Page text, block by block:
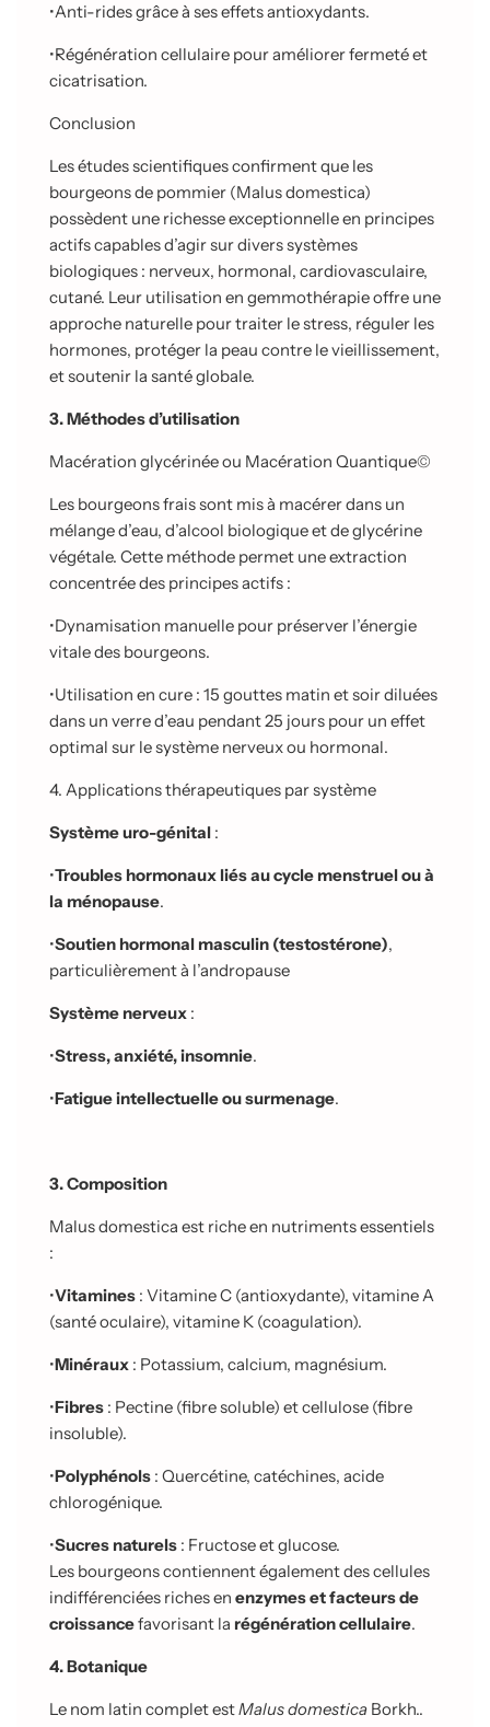
•Anti-rides grâce à ses effets antioxydants.
•Régénération cellulaire pour améliorer fermeté et
cicatrisation.
Conclusion
Les études scientifiques confirment que les
bourgeons de pommier (Malus domestica)
possèdent une richesse exceptionnelle en principes
actifs capables d’agir sur divers systèmes
biologiques : nerveux, hormonal, cardiovasculaire,
cutané. Leur utilisation en gemmothérapie offre une
approche naturelle pour traiter le stress, réguler les
hormones, protéger la peau contre le vieillissement,
et soutenir la santé globale.
3. Méthodes d’utilisation
Macération glycérinée ou Macération Quantique©
Les bourgeons frais sont mis à macérer dans un
mélange d’eau, d’alcool biologique et de glycérine
végétale. Cette méthode permet une extraction
concentrée des principes actifs :
•Dynamisation manuelle pour préserver l’énergie
vitale des bourgeons.
•Utilisation en cure : 15 gouttes matin et soir diluées
dans un verre d’eau pendant 25 jours pour un effet
optimal sur le système nerveux ou hormonal.
4. Applications thérapeutiques par système
Système uro-génital :
•Troubles hormonaux liés au cycle menstruel ou à
la ménopause.
•Soutien hormonal masculin (testostérone),
particulièrement à l’andropause
Système nerveux :
•Stress, anxiété, insomnie.
•Fatigue intellectuelle ou surmenage.
3. Composition
Malus domestica est riche en nutriments essentiels
:
•Vitamines : Vitamine C (antioxydante), vitamine A
(santé oculaire), vitamine K (coagulation).
•Minéraux : Potassium, calcium, magnésium.
•Fibres : Pectine (fibre soluble) et cellulose (fibre
insoluble).
•Polyphénols : Quercétine, catéchines, acide
chlorogénique.
•Sucres naturels : Fructose et glucose.
Les bourgeons contiennent également des cellules
indifférenciées riches en enzymes et facteurs de
croissancefavorisant la régénération cellulaire.
4. Botanique
Le nom latin complet estMalus domestica Borkh..